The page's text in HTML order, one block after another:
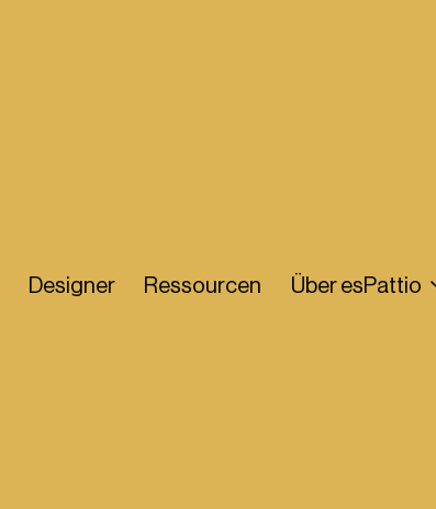
Designer Ressourcen Über esPattio